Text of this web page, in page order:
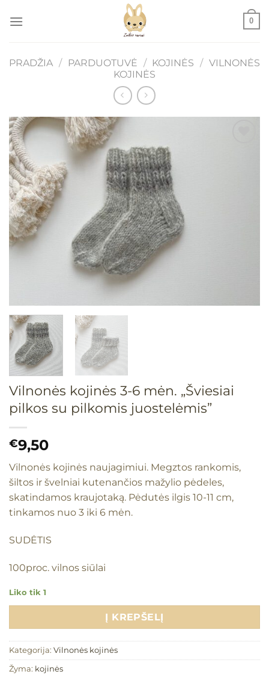
0
PRADŽIA / PARDUOTUVĖ / KOJINĖS / VILNONĖS
KOJINĖS
Vilnonės kojinės 3-6 mėn. „Šviesiai
pilkos su pilkomis juostelėmis”
€9,50
Vilnonės kojinės naujagimiui. Megztos rankomis,
šiltos ir švelniai kutenančios mažylio pėdeles,
skatindamos kraujotaką. Pėdutės ilgis 10-11 cm,
tinkamos nuo 3 iki 6 mėn.
SUDĖTIS
100proc. vilnos siūlai
Liko tik 1
Į KREPŠELĮ
Kategorija: Vilnonės kojinės
Žyma: kojinės